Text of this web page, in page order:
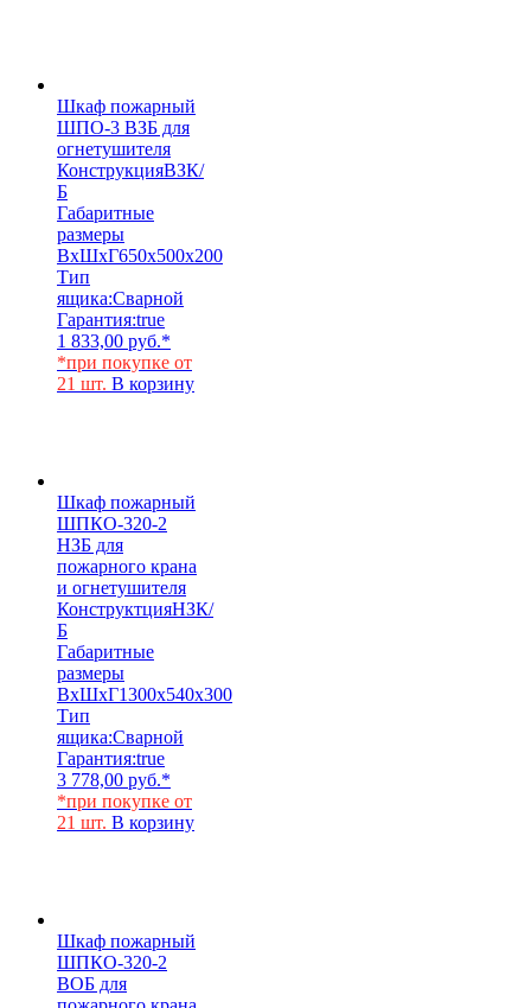
Шкаф пожарный
ШПО-3 ВЗБ для
огнетушителя
КонструкцияВЗК/
Б
Габаритные
размеры
ВхШхГ650х500х200
Тип
ящика:Сварной
Гарантия:true
1 833,00 руб.*
*при покупке от
21 шт. В корзину
Шкаф пожарный
ШПКО-320-2
НЗБ для
пожарного крана
и огнетушителя
КонструктцияНЗК/
Б
Габаритные
размеры
ВхШхГ1300х540х300
Тип
ящика:Сварной
Гарантия:true
3 778,00 руб.*
*при покупке от
21 шт. В корзину
Шкаф пожарный
ШПКО-320-2
ВОБ для